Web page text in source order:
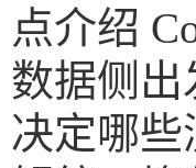
点介绍
数据侧
决定哪